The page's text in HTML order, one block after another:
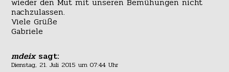
nachzulassen.
Viele Grüße
Gabriele
mdeix sagt:
Dienstag, 21. Juli 2015 um 07:44 Uhr